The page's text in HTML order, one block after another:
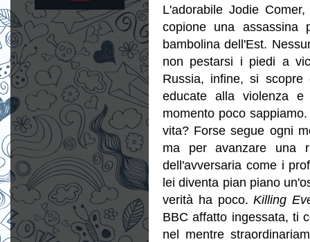
L'adorabile Jodie
copione una assassina
bambolina dell'Est.
non pestarsi i piedi a
Russia, infine, si
educate alla violenza
momento poco
vita? Forse segue ogni
ma per avanzare una
dell'avversaria come i
lei diventa pian piano
verità ha poco.Killing
BBC affatto ingessata, ti
nel mentre